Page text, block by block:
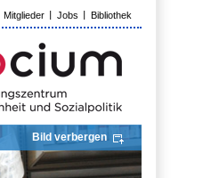
Mitglieder Jobs Bibliothek
Bild verbergen